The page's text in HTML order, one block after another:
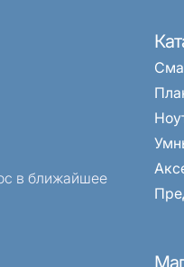
8 (495) 968-33-33
в ближайшее